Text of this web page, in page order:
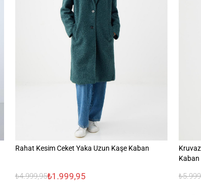
Rahat Kesim Ceket Yaka Uzun Kaşe Kaban
₺4.999,95₺1.999,95
Kaban